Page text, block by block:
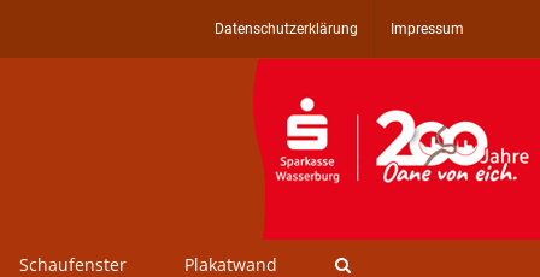
Datenschutzerklärung Impressum
Schaufenster Plakatwand